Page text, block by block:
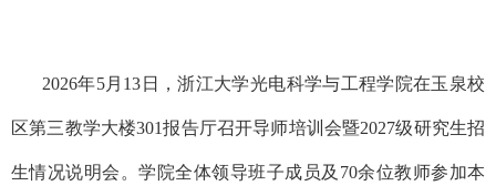
2026年5月 13 日，浙江大学光电科学与工程学院在玉泉校
区第三教学大楼301报告厅召开导师培训会暨2027级研究生招
生情况说明会。学院全体领导班子成员及 70余位教师参加本